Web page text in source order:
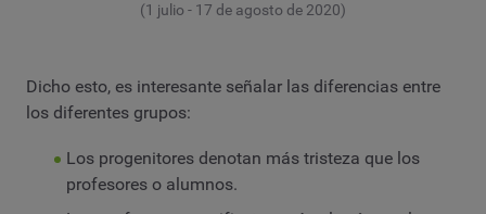
(1 julio - 17 de agosto de 2020)
Dicho esto, es interesante señalar las diferencias entre
los diferentes grupos:
Los progenitores denotan más tristeza que los
profesores o alumnos.